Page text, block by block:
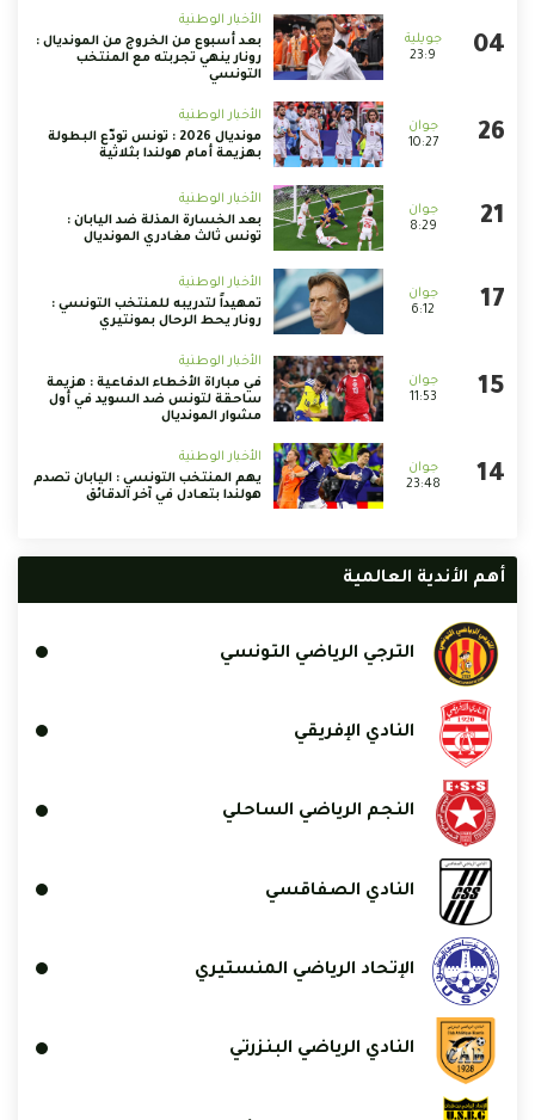
23:9
الأخبار الوطنية
بعد أسبوع من الخروج من المونديال :
رونار ينهي تجربته مع المنتخب
التونسي
10:27
الأخبار الوطنية
مونديال 2026 : تونس تودّع البطولة
بهزيمة أمام هولندا بثلاثية
8:29
الأخبار الوطنية
بعد الخسارة المذلة ضد اليابان :
تونس ثالث مغادري المونديال
6:12
الأخبار الوطنية
تمهيداً لتدريبه للمنتخب التونسي :
رونار يحط الرحال بمونتيري
11:53
الأخبار الوطنية
في مباراة الأخطاء الدفاعية : هزيمة
ساحقة لتونس ضد السويد في أول
مشوار المونديال
23:48
الأخبار الوطنية
يهم المنتخب التونسي : اليابان تصدم
هولندا بتعادل في آخر الدقائق
أهم الأندية العالمية
الترجي الرياضي التونسي
النادي الإفريقي
النجم الرياضي الساحلي
النادي الصفاقسي
الإتحاد الرياضي المنستيري
النادي الرياضي البنزرتي